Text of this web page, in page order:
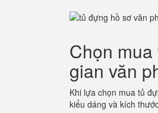
Chọn
gian văn
Khi lựa chọn mua tủ
kiểu dáng và kích